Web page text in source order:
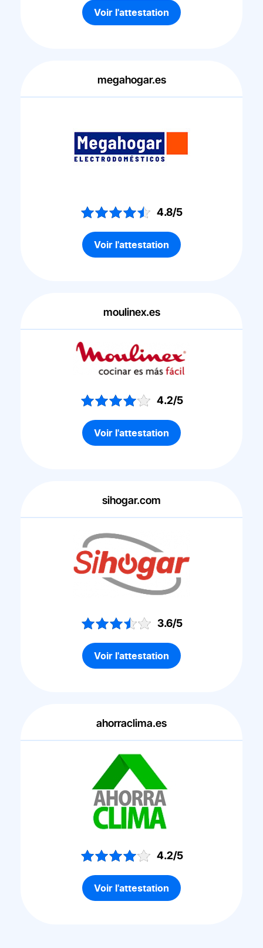
Voir l'attestation
megahogar.es
4.8/5
Voir l'attestation
moulinex.es
4.2/5
Voir l'attestation
sihogar.com
3.6/5
Voir l'attestation
ahorraclima.es
4.2/5
Voir l'attestation